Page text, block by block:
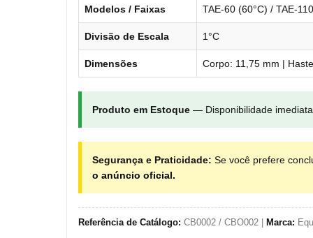
Modelos / Faixas TAE-60 (60°C) / TAE-
Divisão de Escala 1°C
Dimensões Corpo: 11,75 mm |
Produto em Estoque — Disponibilidade
Segurança e Praticidade: Se você prefere
o anúncio oficial.
Referência de Catálogo: CB0002 / CBO002 | Marca: